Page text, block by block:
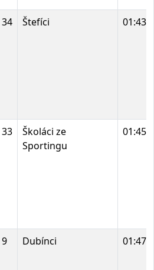
34 Štefíci
33
Školáci ze
Sportingu
9 Dubínci